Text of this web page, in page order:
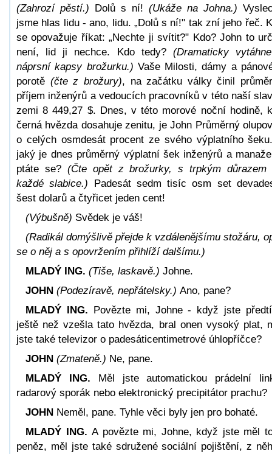
(Zahrozí pěstí.) Dolů s ní! (Ukáže na Johna.)
jsme hlas lidu - ano, lidu. „Dolů s ní!" tak zní jeho řeč.
se opovažuje říkat: „Nechte ji svítit?" Kdo? John to
není, lid ji nechce. Kdo tedy? (Dramaticky
náprsní kapsy brožurku.) Vaše Milosti, dámy a
porotě (čte z brožury), na začátku války činil
příjem inženýrů a vedoucích pracovníků v této naší
zemi 8 449,27 $. Dnes, v této morové noční hodině,
černá hvězda dosahuje zenitu, je John Průměrný
o celých osmdesát procent ze svého výplatního
jaký je dnes průměrný výplatní šek inženýrů a
ptáte se? (Čte opět z brožurky, s trpkým důrazem
každé slabice.) Padesát sedm tisíc osm set
šest dolarů a čtyřicet jeden cent!
(Výbušně) Svědek je váš!
(Radikál domýšlivě přejde k vzdálenějšímu stožáru,
se o něj a s opovržením přihlíží dalšímu.)
MLADÝ ING. (Tiše, laskavě.) Johne.
JOHN (Podezíravě, nepřátelsky.) Ano, pane?
MLADÝ ING. Povězte mi, Johne - když jste
ještě než vzešla tato hvězda, bral onen vysoký plat,
jste také televizor o padesáticentimetrové úhlopříčce?
JOHN (Zmateně.) Ne, pane.
MLADÝ ING. Měl jste automatickou prádelní
radarový sporák nebo elektronický precipitátor prachu?
JOHN Neměl, pane. Tyhle věci byly jen pro bohaté.
MLADÝ ING. A povězte mi, Johne, když jste měl
peněz, měl jste také sdružené sociální pojištění, z